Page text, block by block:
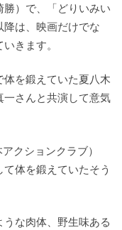
）で、「どりいみい
降は、映画だけでな
きます。
を鍛えていた夏八木
さんと共演して意気
クションクラブ）
体を鍛えていたそう
な肉体、野生味ある